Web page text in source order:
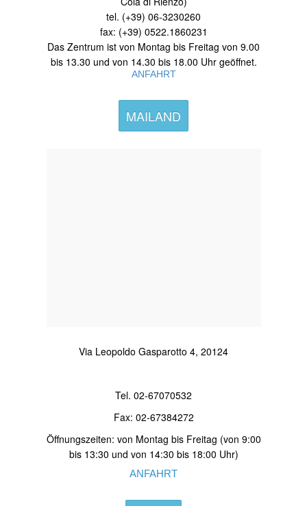
tel. (+39) 06-3230260
fax: (+39) 0522.1860231
Das Zentrum ist von Montag bis Freitag von 9.00
bis 13.30 und von 14.30 bis 18.00 Uhr geöffnet.
ANFAHRT
MAILAND
Via Leopoldo Gasparotto 4, 20124
Tel. 02-67070532
Fax: 02-67384272
Öffnungszeiten: von Montag bis Freitag (von 9:00
bis 13:30 und von 14:30 bis 18:00 Uhr)
ANFAHRT